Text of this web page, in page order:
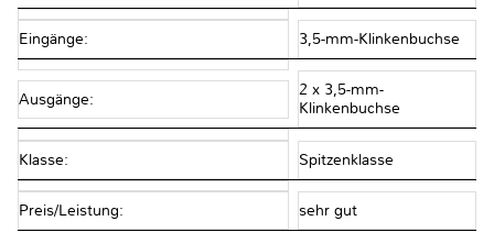
Eingänge: 3,5-mm-Klinkenbuchse
Ausgänge:
2 x 3,5-mm-
Klinkenbuchse
Klasse: Spitzenklasse
Preis/Leistung: sehr gut